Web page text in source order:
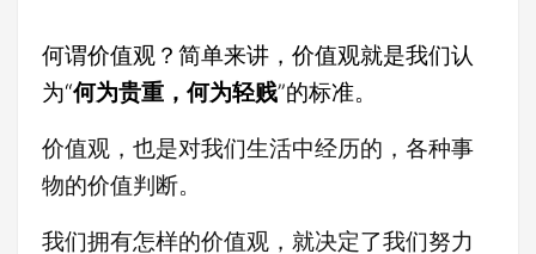
何谓价值观？简单来讲，价值观就是我们认
为“何为贵重，何为轻贱”的标准。
价值观，也是对我们生活中经历的，各种事
物的价值判断。
我们拥有怎样的价值观，就决定了我们努力